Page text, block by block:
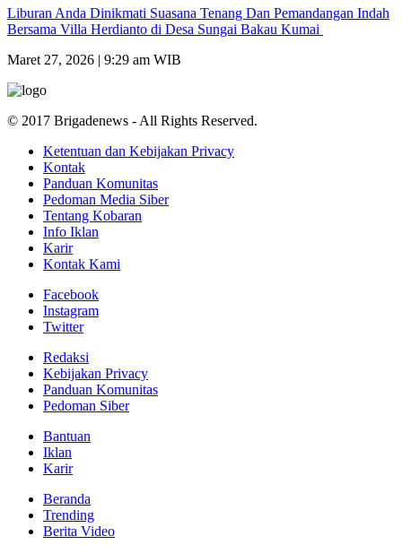
Liburan Anda Dinikmati Suasana Tenang Dan Pemandangan Indah
Bersama Villa Herdianto di Desa Sungai Bakau Kumai
Maret 27, 2026 | 9:29 am WIB
© 2017 Brigadenews - All Rights Reserved.
Ketentuan dan Kebijakan Privacy
Kontak
Panduan Komunitas
Pedoman Media Siber
Tentang Kobaran
Info Iklan
Karir
Kontak Kami
Facebook
Instagram
Twitter
Redaksi
Kebijakan Privacy
Panduan Komunitas
Pedoman Siber
Bantuan
Iklan
Karir
Beranda
Trending
Berita Video